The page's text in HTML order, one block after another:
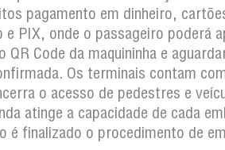
pagamento em dinheiro,
e PIX, onde o passageiro poderá
QR Code da maquininha e
Os terminais contam
o acesso de pedestres e
atinge a capacidade de cada
é finalizado o procedimento de